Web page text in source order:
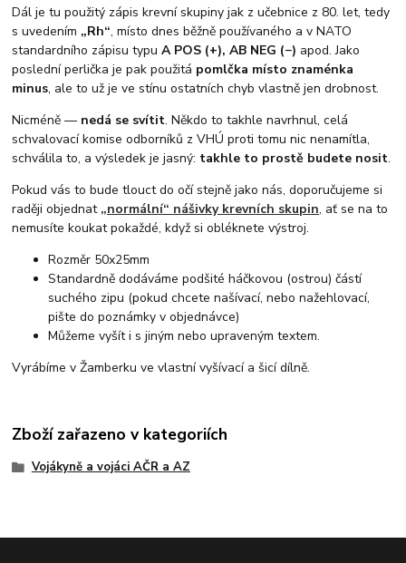
Dál je tu použitý zápis krevní skupiny jak z učebnice z 80. let, tedy
s uvedením „Rh“, místo dnes běžně používaného a v NATO
standardního zápisu typuA POS (+), AB NEG (−) apod. Jako
poslední perlička je pak použitá pomlčka místo znaménka
minus, ale to už je ve stínu ostatních chyb vlastně jen drobnost.
Nicméně — nedá se svítit. Někdo to takhle navrhnul, celá
schvalovací komise odborníků z VHÚ proti tomu nic nenamítla,
schválila to, a výsledek je jasný: takhle to prostě budete nosit.
Pokud vás to bude tlouct do očí stejně jako nás, doporučujeme si
raději objednat „normální“ nášivky krevních skupin, ať se na to
nemusíte koukat pokaždé, když si obléknete výstroj.
Rozměr 50x25mm
Standardně dodáváme podšité háčkovou (ostrou) částí
suchého zipu (pokud chcete našívací, nebo nažehlovací,
pište do poznámky v objednávce)
Můžeme vyšít i s jiným nebo upraveným textem.
Vyrábíme v Žamberku ve vlastní vyšívací a šicí dílně.
Zboží zařazeno v kategoriích
Vojákyně a vojáci AČR a AZ